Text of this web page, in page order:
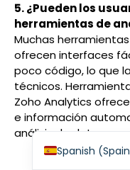
5. ¿Pueden los
herramientas de
Muchas
ofrecen interfaces
poco código, lo que
técnicos.
Zoho Analytics
e información
análisis de datos.
Spanish
English
Spanish
Italian
French
German
Japanese